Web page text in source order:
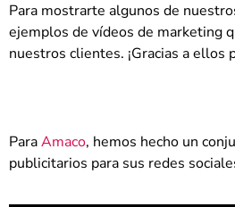
Para mostrarte algunos de
ejemplos de vídeos de marketing
nuestros clientes. ¡Gracias a ellos
ParaAmaco, hemos hecho un
publicitarios para sus redes